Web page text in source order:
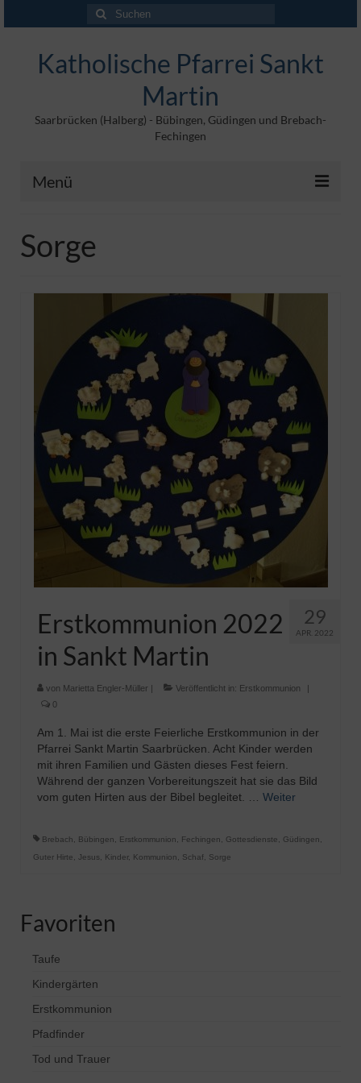
Suchen
nach:
Katholische Pfarrei Sankt
Martin
Saarbrücken (Halberg) - Bübingen, Güdingen und Brebach-
Fechingen
Menü
Veröffentlichungen
Kontakt
Impressum
Maltische für Kinder
Pfadfinder
Sorge
29
APR. 2022
Erstkommunion 2022
in Sankt Martin
von Marietta Engler-Müller | Veröffentlicht in: Erstkommunion
|
0
Am 1. Mai ist die erste Feierliche Erstkommunion in der
Pfarrei Sankt Martin Saarbrücken. Acht Kinder werden
mit ihren Familien und Gästen dieses Fest feiern.
Während der ganzen Vorbereitungszeit hat sie das Bild
vom guten Hirten aus der Bibel begleitet. … Weiter
Brebach Bübingen Erstkommunion Fechingen Gottesdienste Güdingen
Guter Hirte
Jesus Kinder, Kommunion Schaf Sorge
Favoriten
Taufe
Kindergärten
Erstkommunion
Pfadfinder
Tod und Trauer